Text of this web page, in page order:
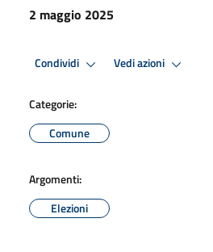
2 maggio 2025
Condividi Vedi azioni
Categorie:
Comune
Argomenti:
Elezioni